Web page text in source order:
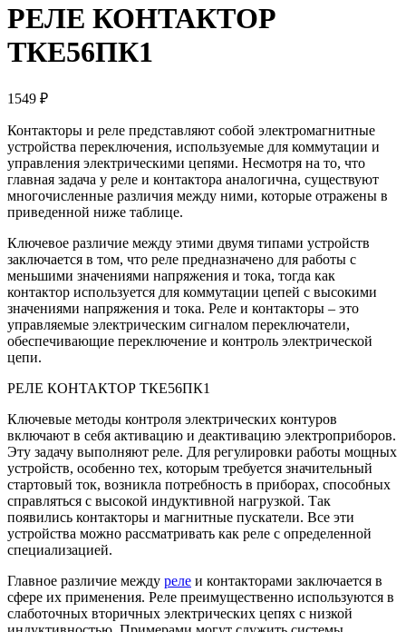
РЕЛЕ КОНТАКТОР
ТКЕ56ПК1
1549 ₽
Контакторы и реле представляют собой электромагнитные
устройства переключения, используемые для коммутации и
управления электрическими цепями. Несмотря на то, что
главная задача у реле и контактора аналогична, существуют
многочисленные различия между ними, которые отражены в
приведенной ниже таблице.
Ключевое различие между этими двумя типами устройств
заключается в том, что реле предназначено для работы с
меньшими значениями напряжения и тока, тогда как
контактор используется для коммутации цепей с высокими
значениями напряжения и тока. Реле и контакторы – это
управляемые электрическим сигналом переключатели,
обеспечивающие переключение и контроль электрической
цепи.
РЕЛЕ КОНТАКТОР ТКЕ56ПК1
Ключевые методы контроля электрических контуров
включают в себя активацию и деактивацию электроприборов.
Эту задачу выполняют реле. Для регулировки работы мощных
устройств, особенно тех, которым требуется значительный
стартовый ток, возникла потребность в приборах, способных
справляться с высокой индуктивной нагрузкой. Так
появились контакторы и магнитные пускатели. Все эти
устройства можно рассматривать как реле с определенной
специализацией.
Главное различие между реле и контакторами заключается в
сфере их применения. Реле преимущественно используются в
слаботочных вторичных электрических цепях с низкой